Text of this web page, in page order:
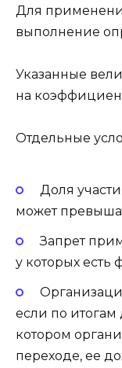
Для
выполнение
Указанные
на
Отдельные
Доля
может
Запрет
у которых есть
если по итогам
котором
переходе, ее